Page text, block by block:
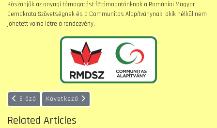
Köszönjük az anyagi támogatást főtámogatónknak a Romániai Magyar
Demokrata Szövetségnek és a Communitas Alapítványnak, akik nélkül nem
jöhetett volna létre a rendezvény.
Előző cikk: A nagyszerdai fáklyás keresztútról készült képek
Előző Következő cikk: Szent Erzsébet napi gyűjtés
Következő
Related Articles